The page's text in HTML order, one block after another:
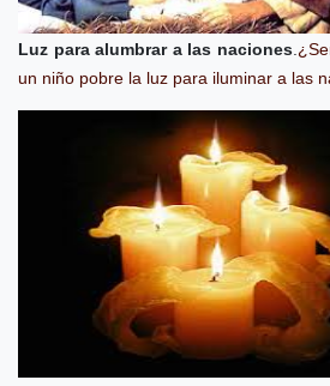
Luz para alumbrar a las naciones.
un niño pobre la luz para iluminar a las